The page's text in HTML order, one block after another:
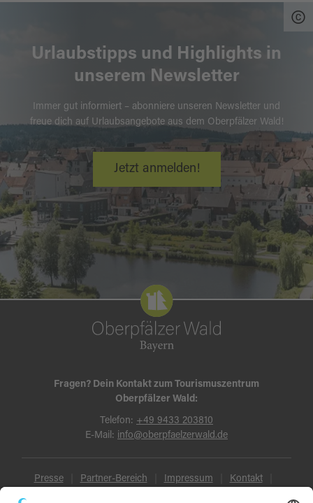
Urlaubstipps und Highlights in
unserem Newsletter
Immer gut informiert – abonniere unseren Newsletter und
freue dich auf Urlaubsangebote aus dem Oberpfälzer Wald!
Jetzt anmelden!
Fragen? Dein Kontakt zum Tourismuszentrum
Oberpfälzer Wald:
Telefon: +49 9433 203810
E-Mail: info@oberpfaelzerwald.de
Presse Partner-Bereich Impressum Kontakt
Datenschutz